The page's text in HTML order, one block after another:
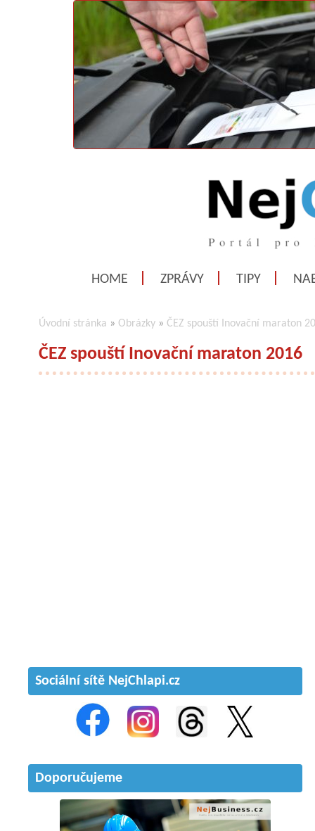
HOME ZPRÁVY TIPY
Úvodní stránka » Obrázky » ČEZ spouští Inovační maraton
ČEZ spouští Inovační maraton 2016
Sociální sítě NejChlapi.cz
Doporučujeme